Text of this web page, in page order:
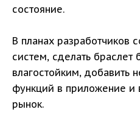
состояние.
В планах разработчиков
систем, сделать браслет
влагостойким, добавить
функций в приложение и
рынок.